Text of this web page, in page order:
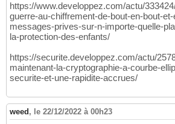
https://www.developpez.com/actu/
guerre-au-chiffrement-de-bout-en-bout-
messages-prives-sur-n-importe-quelle-
la-protection-des-enfants/
https://securite.developpez.com/actu/
maintenant-la-cryptographie-a-courbe-
securite-et-une-rapidite-accrues/
weed , le 22/12/2022 à 00h23